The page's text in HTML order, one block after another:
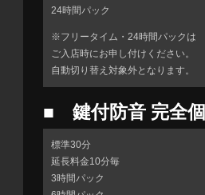
24時間パック
※フリータイム・24時間パックは
ご入店時にお申し付けください。
自動切り替え対象外となります。
■ 鍵付防音 完全
標準30分
延長料金10分毎
3時間パック